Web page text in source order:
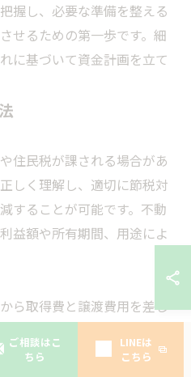
握し、必要な準備を整える
せるための第一歩です。細
に基づいて資金計画を立て
住民税が課される場合があ
しく理解し、適切に節税対
することが可能です。不動
益額や所有期間、用途によ
ら取得費と譲渡費用を差し
手数料や印紙代などが含ま
ご相談はこ
ちら
LINEは
こちら